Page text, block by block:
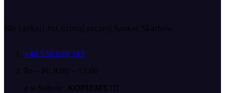
Nie czekaj! Już dzisiaj zacznij Szukać Skarbów
+48 530 020 345
Pn – Pt: 9:00 – 17:00
a w Sobote: KOPIEMY !!!